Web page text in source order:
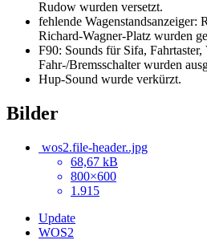
Rudow wurden versetzt.
fehlende Wagenstandsanzeiger:
Richard-Wagner-Platz wurden
F90: Sounds für Sifa, Fahrtaster,
Fahr-/Bremsschalter wurden
Hup-Sound wurde verkürzt.
Bilder
wos2.file-header..jpg
68,67 kB
800×600
1.915
Update
WOS2